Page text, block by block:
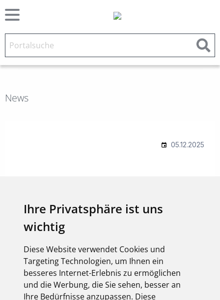
Ihre Privatsphäre ist uns
wichtig
Diese Website verwendet Cookies und
Targeting Technologien, um Ihnen ein
besseres Internet-Erlebnis zu ermöglichen
und die Werbung, die Sie sehen, besser an
Ihre Bedürfnisse anzupassen. Diese
News